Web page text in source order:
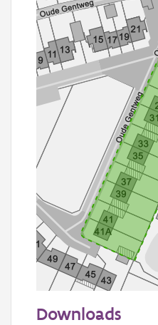
Informatie Vlaanderen
Downloads